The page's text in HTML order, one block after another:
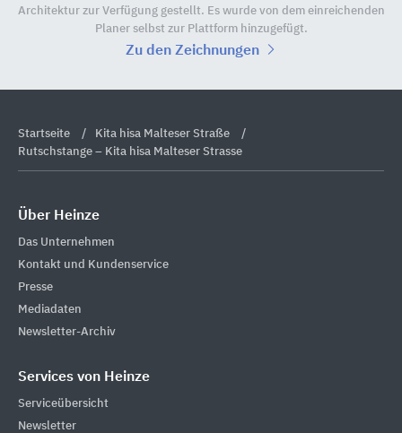
Architektur zur Verfügung gestellt. Es wurde von dem einreichenden
Planer selbst zur Plattform hinzugefügt.
Zu den Zeichnungen
Startseite
Kita hisa Malteser Straße
Rutschstange – Kita hisa Malteser Strasse
Über Heinze
Das Unternehmen
Kontakt und Kundenservice
Presse
Mediadaten
Newsletter-Archiv
Services von Heinze
Serviceübersicht
Newsletter